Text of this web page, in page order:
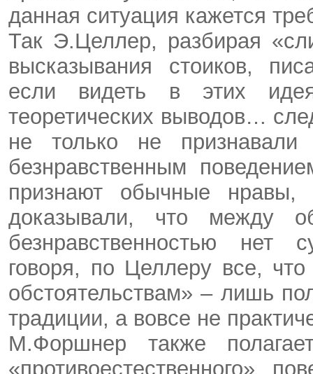
данная ситуация кажется
Так Э.Целлер, разбирая
высказывания стоиков,
если видеть в этих
теоретических выводов…
не только не
безнравственным
признают обычные нравы,
доказывали, что между
безнравственностью нет
говоря, по Целлеру все,
обстоятельствам» – лишь
традиции, а вовсе не
М.Форшнер также
«противоестественного»